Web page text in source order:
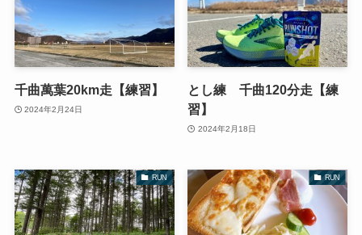
千曲萬葉20km走【練習】
2024年2月24日
とし練 千曲120分走【練
習】
2024年2月18日
RUN RUN